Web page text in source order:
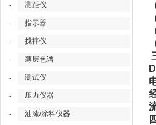
- 测距仪
- 指示器
- 搅拌仪
- 薄层色谱
- 测试仪
- 压力仪器
- 油漆/涂料仪器